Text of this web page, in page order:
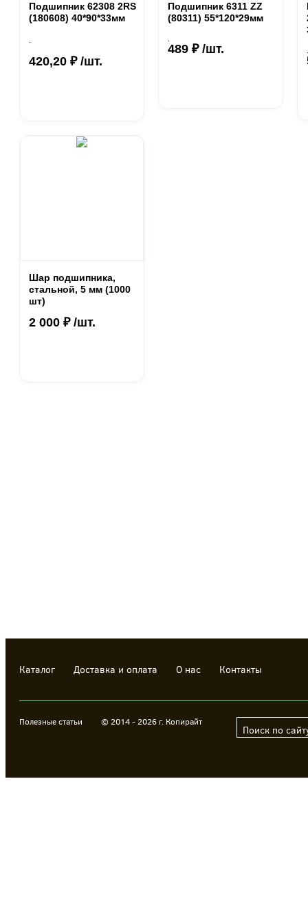
Подшипник 62308 2RS
(180608) 40*90*33мм
.
420,20 ₽ /шт.
Подшипник 6311 ZZ
(80311) 55*120*29мм
.
489 ₽ /шт.
.
Шар подшипника,
стальной, 5 мм (1000
шт)
2 000 ₽ /шт.
Каталог Доставка и оплата О нас Контакты
Полезные статьи © 2014 - 2026 г. Копирайт